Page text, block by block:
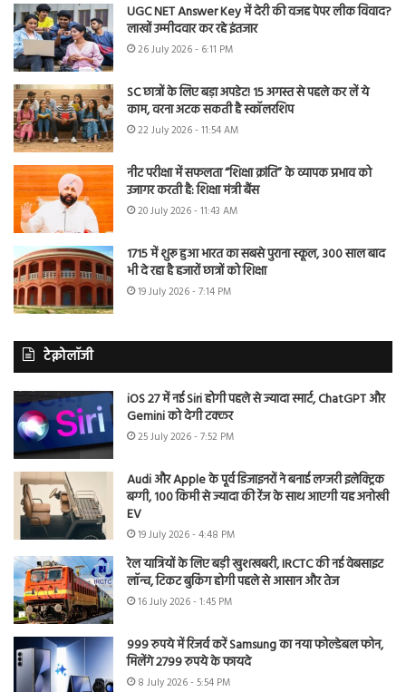
UGC NET Answer Key में देरी की वजह पेपर लीक विवाद?
लाखों उम्मीदवार कर रहे इंतजार
26 July 2026 - 6:11 PM
SC छात्रों के लिए बड़ा अपडेट! 15 अगस्त से पहले कर लें ये
काम, वरना अटक सकती है स्कॉलरशिप
22 July 2026 - 11:54 AM
नीट परीक्षा में सफलता “शिक्षा क्रांति” के व्यापक प्रभाव को
उजागर करती है: शिक्षा मंत्री बैंस
20 July 2026 - 11:43 AM
1715 में शुरू हुआ भारत का सबसे पुराना स्कूल, 300 साल बाद
भी दे रहा है हजारों छात्रों को शिक्षा
19 July 2026 - 7:14 PM
टेक्नोलॉजी
iOS 27 में नई Siri होगी पहले से ज्यादा स्मार्ट, ChatGPT और
Gemini को देगी टक्कर
25 July 2026 - 7:52 PM
Audi और Apple के पूर्व डिजाइनरों ने बनाई लग्जरी इलेक्ट्रिक
बग्गी, 100 किमी से ज्यादा की रेंज के साथ आएगी यह अनोखी
EV
19 July 2026 - 4:48 PM
रेल यात्रियों के लिए बड़ी खुशखबरी, IRCTC की नई वेबसाइट
लॉन्च, टिकट बुकिंग होगी पहले से आसान और तेज
16 July 2026 - 1:45 PM
999 रुपये में रिजर्व करें Samsung का नया फोल्डेबल फोन,
मिलेंगे 2799 रुपये के फायदे
8 July 2026 - 5:54 PM